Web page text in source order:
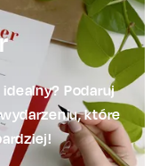
Podaruj
które